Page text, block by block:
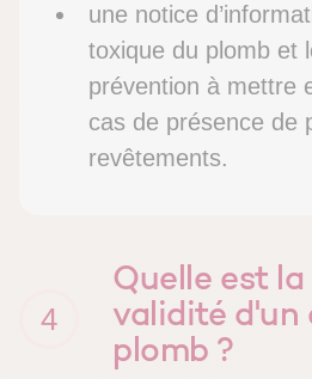
une notice
toxique du plomb et
prévention à mettre
cas de présence de
revêtements.
4
Quelle est la
validité d'un
plomb ?